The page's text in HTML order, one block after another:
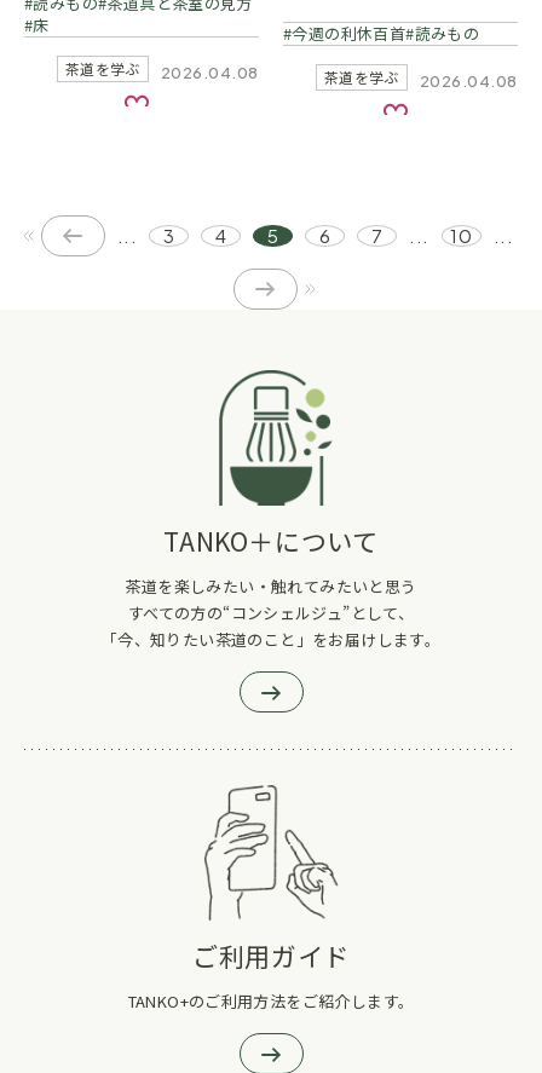
床
茶道を学ぶ 2026.04.08
お気に入り
今週の利休百首 読みもの
茶道を学ぶ 2026.04.08
お気に入り
3 4 5 6 7 10
TANKO＋について
茶道を楽しみたい・触れてみたいと思う
すべての方の“コンシェルジュ”として、
「今、知りたい茶道のこと」をお届けします。
ご利用ガイド
TANKO+のご利用方法をご紹介します。